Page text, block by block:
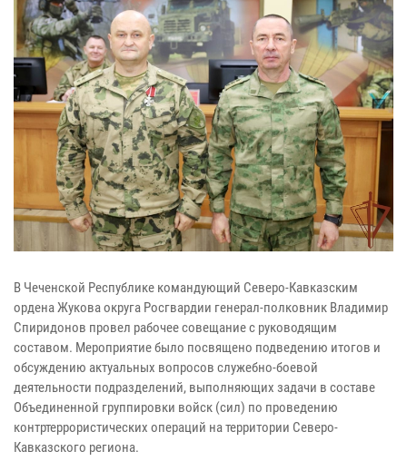
В Чеченской Республике командующий Северо-Кавказским
ордена Жукова округа Росгвардии генерал-полковник Владимир
Спиридонов провел рабочее совещание с руководящим
составом. Мероприятие было посвящено подведению итогов и
обсуждению актуальных вопросов служебно-боевой
деятельности подразделений, выполняющих задачи в составе
Объединенной группировки войск (сил) по проведению
контртеррористических операций на территории Северо-
Кавказского региона.